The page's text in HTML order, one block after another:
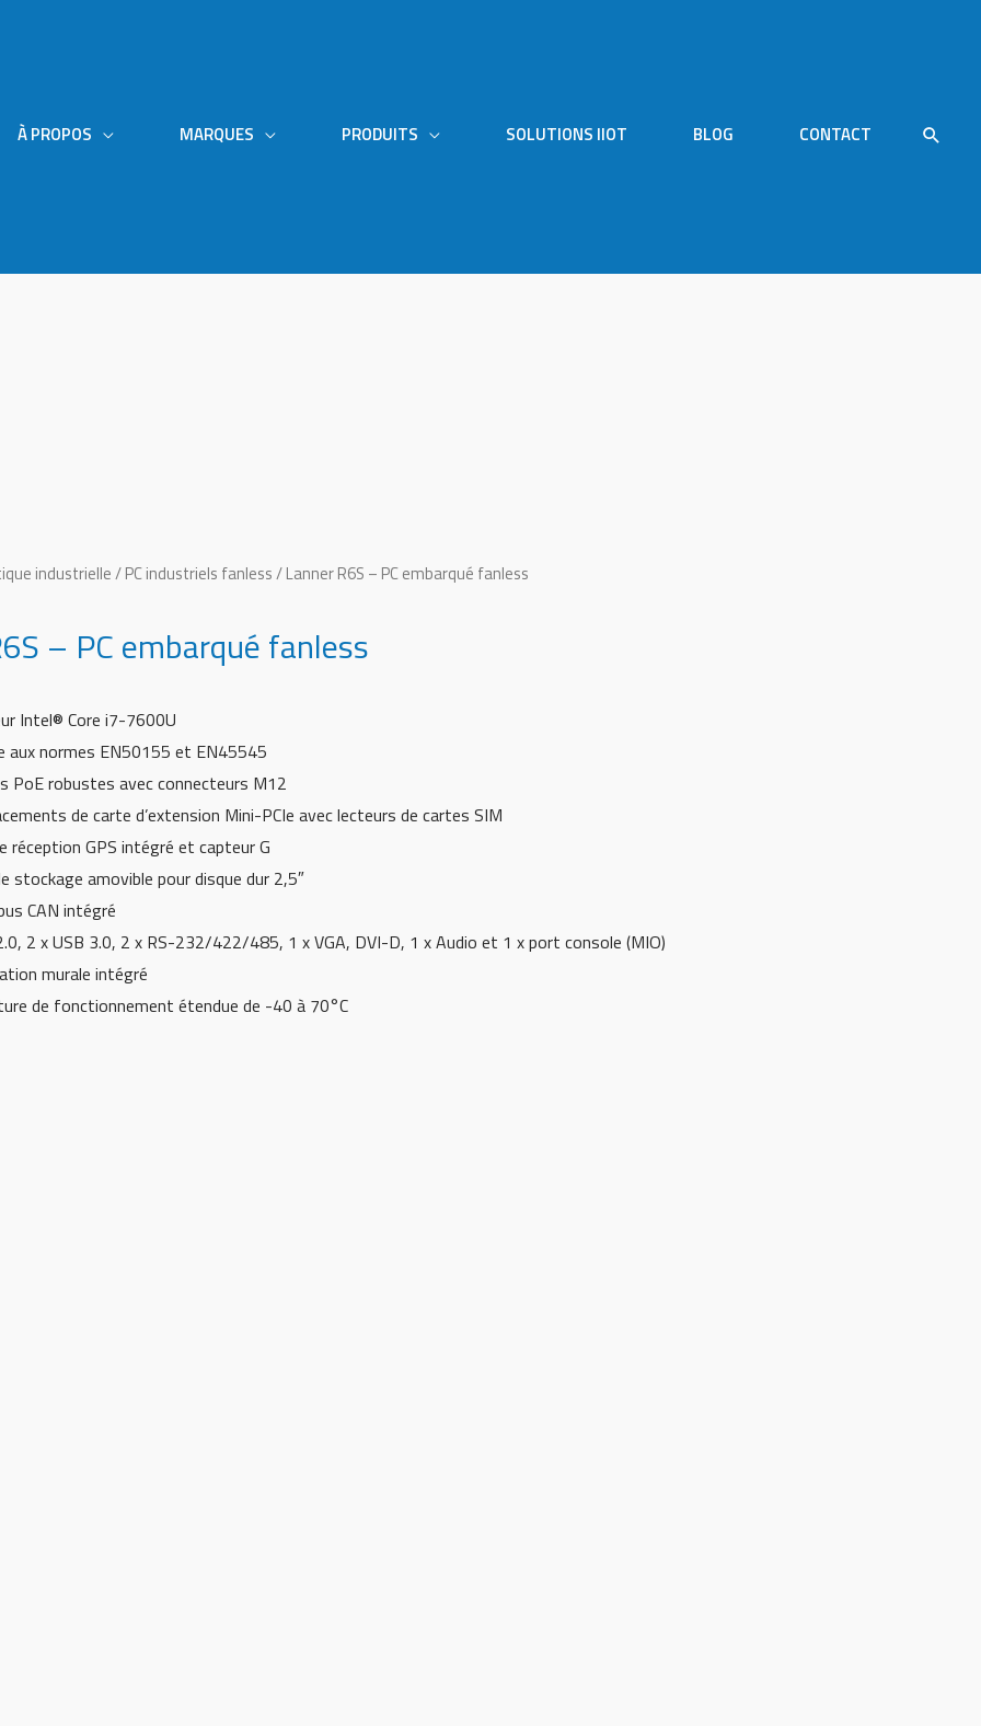
À PROPOS MARQUES PRODUITS SOLUTIONS IIOT BLOG CONTACT
industrielle/PC industriels fanless/ Lanner R6S – PC embarqué fanless
– PC embarqué fanless
Intel® Core i7-7600U
aux normes EN50155 et EN45545
PoE robustes avec connecteurs M12
de carte d’extension Mini-PCIe avec lecteurs de cartes SIM
réception GPS intégré et capteur G
stockage amovible pour disque dur 2,5″
CAN intégré
2 x USB 3.0, 2 x RS-232/422/485, 1 x VGA, DVI-D, 1 x Audio et 1 x port console (MIO)
murale intégré
de fonctionnement étendue de -40 à 70°C